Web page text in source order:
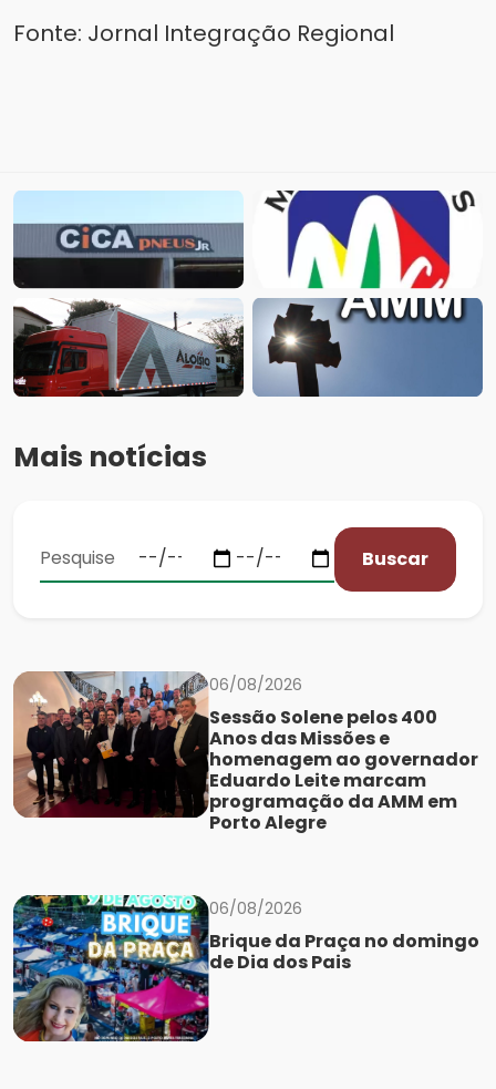
Fonte: Jornal Integração Regional
Mais notícias
Buscar
06/08/2026
Sessão Solene pelos 400
Anos das Missões e
homenagem ao governador
Eduardo Leite marcam
programação da AMM em
Porto Alegre
06/08/2026
Brique da Praça no domingo
de Dia dos Pais